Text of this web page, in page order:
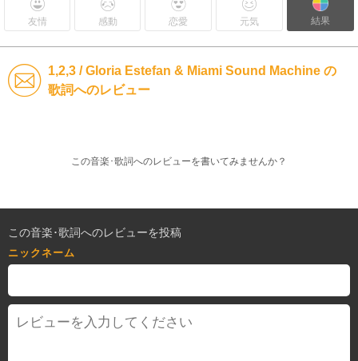
友情 感動 恋愛 元気 結果
1,2,3 / Gloria Estefan & Miami Sound Machine の
歌詞へのレビュー
この音楽･歌詞へのレビューを書いてみませんか？
この音楽･歌詞へのレビューを投稿
ニックネーム